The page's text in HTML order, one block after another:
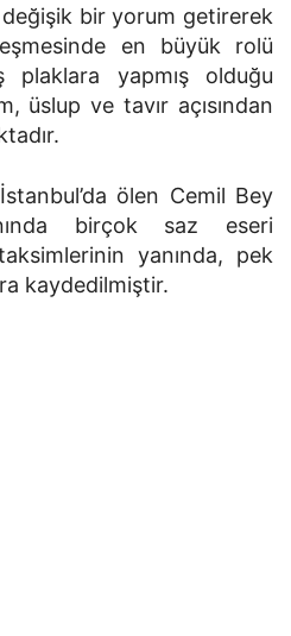
bir yorum getirerek
en büyük rolü
plaklara yapmış olduğu
üslup ve tavır açısından
ölen Cemil Bey
birçok saz eseri
yanında, pek
kaydedilmiştir.